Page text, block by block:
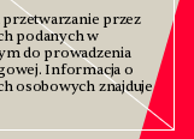
przetwarzanie przez
podanych w
do prowadzenia
Informacja o
osobowych znajduje